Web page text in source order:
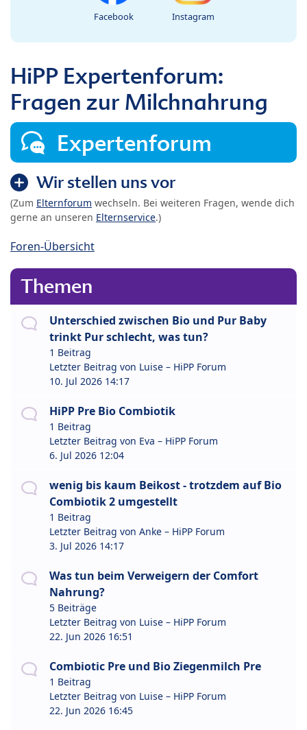
Facebook Instagram
HiPP Expertenforum:
Fragen zur Milchnahrung
Expertenforum
Wir stellen uns vor
(Zum Elternforum wechseln. Bei weiteren Fragen, wende dich
gerne an unseren Elternservice.)
Foren-Übersicht
Themen
Unterschied zwischen Bio und Pur Baby
trinkt Pur schlecht, was tun?
1 Beitrag
Letzter Beitrag von Luise – HiPP Forum
10. Jul 2026 14:17
HiPP Pre Bio Combiotik
1 Beitrag
Letzter Beitrag von Eva – HiPP Forum
6. Jul 2026 12:04
wenig bis kaum Beikost - trotzdem auf Bio
Combiotik 2 umgestellt
1 Beitrag
Letzter Beitrag von Anke – HiPP Forum
3. Jul 2026 14:17
Was tun beim Verweigern der Comfort
Nahrung?
5 Beiträge
Letzter Beitrag von Luise – HiPP Forum
22. Jun 2026 16:51
Combiotic Pre und Bio Ziegenmilch Pre
1 Beitrag
Letzter Beitrag von Luise – HiPP Forum
22. Jun 2026 16:45